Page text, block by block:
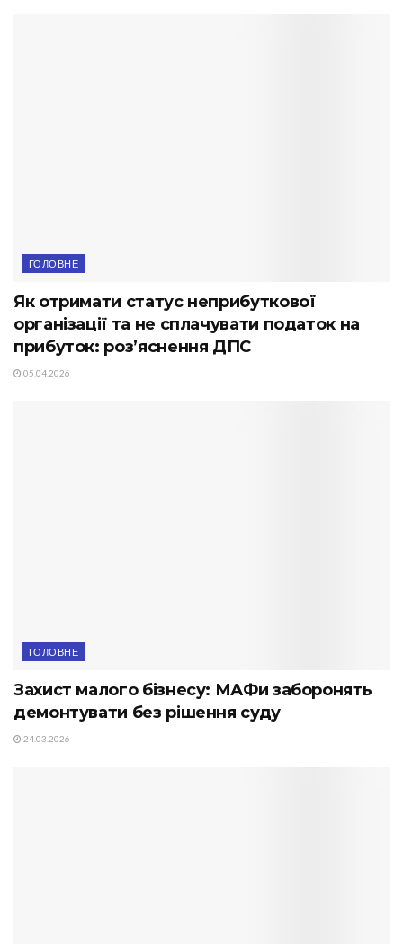
ГОЛОВНЕ
Як отримати статус неприбуткової
організації та не сплачувати податок на
прибуток: роз’яснення ДПС
05.04.2026
ГОЛОВНЕ
Захист малого бізнесу: МАФи заборонять
демонтувати без рішення суду
24.03.2026